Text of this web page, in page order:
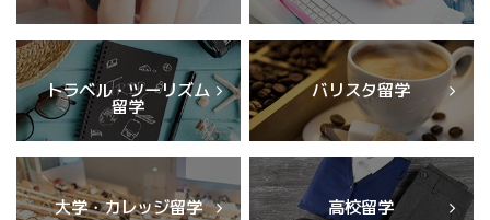
トラベル・ツーリズム
留学
バリスタ留学
大学・カレッジ留学 高校留学